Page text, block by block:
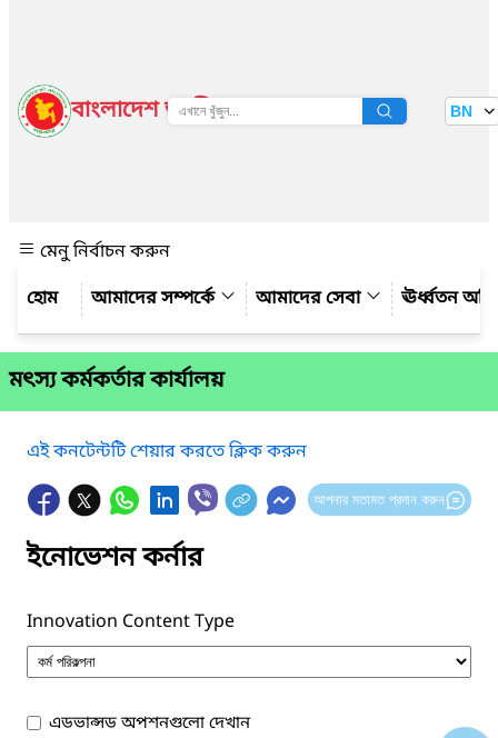
বাংলাদেশ জাতীয় তথ্য বাতায়ন BN
মেনু নির্বাচন করুন
আমাদের সম্পর্কে
আমাদের সেবা ঊর্ধ্বতন
মৎস্য কর্মকর্তার কার্যালয়
এই কনটেন্টটি শেয়ার করতে ক্লিক করুন
আপনার মতামত প্রদান করুন
ইনোভেশন কর্নার
Innovation Content Type
এডভান্সড অপশনগুলো দেখান